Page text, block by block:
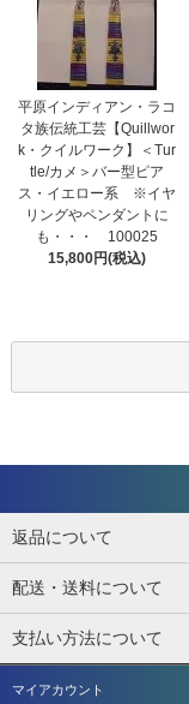
平原インディアン・ラコ
タ族伝統工芸【Quillwor
k・クイルワーク】＜Tur
tle/カメ＞バー型ピア
ス・イエロー系 ※イヤ
リングやペンダントに
も・・・ 100025
15,800円(税込)
返品について
配送・送料について
支払い方法について
マイアカウント